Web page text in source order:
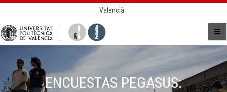
Valencià
ENCUESTAS PEGASUS: